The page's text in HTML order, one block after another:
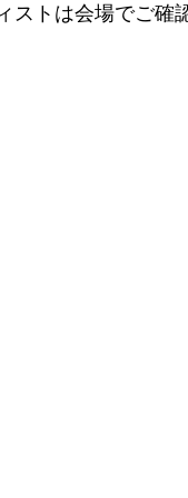
ストは会場でご確